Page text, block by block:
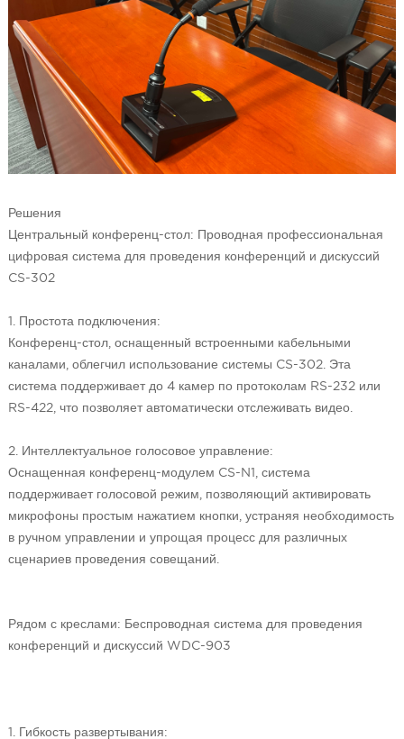
Решения
Центральный конференц-стол: Проводная профессиональная
цифровая система для проведения конференций и дискуссий
CS-302
1. Простота подключения:
Конференц-стол, оснащенный встроенными кабельными
каналами, облегчил использование системы CS-302. Эта
система поддерживает до 4 камер по протоколам RS-232 или
RS-422, что позволяет автоматически отслеживать видео.
2. Интеллектуальное голосовое управление:
Оснащенная конференц-модулем CS-N1, система
поддерживает голосовой режим, позволяющий активировать
микрофоны простым нажатием кнопки, устраняя необходимость
в ручном управлении и упрощая процесс для различных
сценариев проведения совещаний.
Рядом с креслами: Беспроводная система для проведения
конференций и дискуссий WDC-903
1. Гибкость развертывания: